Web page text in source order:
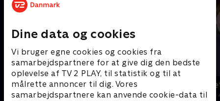
Dine data og cookies
Vi bruger egne cookies og cookies fra
samarbejdspartnere for at give dig den bedste
oplevelse af TV 2 PLAY, til statistik og til at
målrette annoncer til dig. Vores
samarbejdspartnere kan anvende cookie-data til
Julelys for millioner
2022 • Livsstil • 46 min
Jul på
2020 • Livsstil •